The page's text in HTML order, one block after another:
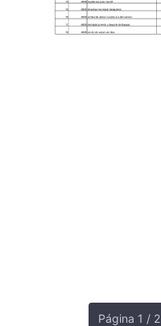
Página 1 / 2